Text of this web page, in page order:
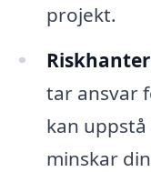
projekt.
tar ansvar
kan
minskar